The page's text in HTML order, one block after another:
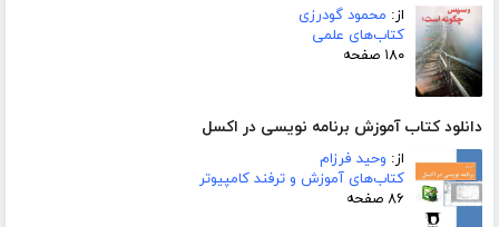
از: محمود گودرزی
کتاب‌های علمی
۱۸۰ صفحه
دانلود کتاب آموزش برنامه نویسی در اکسل
از: وحید فرزام
کتاب‌های آموزش و ترفند کامپیوتر
۸۶ صفحه